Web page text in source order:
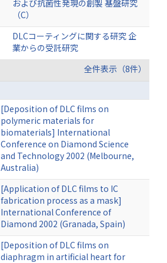
および抗菌性発現の創製 基盤研究
（C）
DLCコーティングに関する研究 企
業からの受託研究
全件表示（8件）
[Deposition of DLC films on
polymeric materials for
biomaterials] International
Conference on Diamond Science
and Technology 2002 (Melbourne,
Australia)
[Application of DLC films to IC
fabrication process as a mask]
International Conference of
Diamond 2002 (Granada, Spain)
[Deposition of DLC films on
diaphragm in artificial heart for